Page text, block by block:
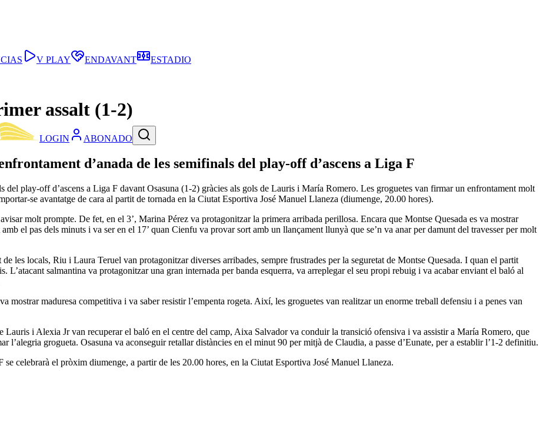
LOGIN ABONADO
V PLAY ENDAVANT ESTADIO
assalt (1-2)
d’anada de les semifinals del play-off d’ascens a Liga F
play-off d’ascens a Liga F davant Osasuna (1-2) gràcies als gols de Lauris i María Romero. Les groguetes van firmar un enfrontament molt
se avantatge de cara al partit de tornada en la Ciutat Esportiva José Manuel Llaneza (diumenge, 20.00 hores).
molt prompte. De fet, en el 3’, Marina Pérez va protagonitzar la primera arribada perillosa. Encara que Montse Quesada es va mostrar
el pas dels minuts i va ser en el 17’ quan Cienfu va provar sort amb un llançament llunyà que se’n va anar per damunt del travesser per molt
les locals, Riu i Laura Teruel van protagonitzar diverses arribades, sempre frustrades per la seguretat de Montse Quesada. I quan el partit
L’atacant salmantina va protagonitzar una gran internada per banda esquerra, va arreplegar el seu propi rebuig i va acabar enviant el baló al
mostrar maduresa competitiva i va saber resistir l’empenta rogeta. Així, les groguetes van realitzar un enorme treball defensiu i a penes van
Lauris i Alexia Jr van recuperar el baló en el centre del camp, Aixa Salvador va conduir la transició ofensiva i va assistir a María Romero, que
l’alegria grogueta. Osasuna va aconseguir retallar distàncies en el minut 90 per mitjà de Claudia, a passe d’Eunate, per a establir l’1-2 definitiu.
celebrarà el pròxim diumenge, a partir de les 20.00 hores, en la Ciutat Esportiva José Manuel Llaneza.